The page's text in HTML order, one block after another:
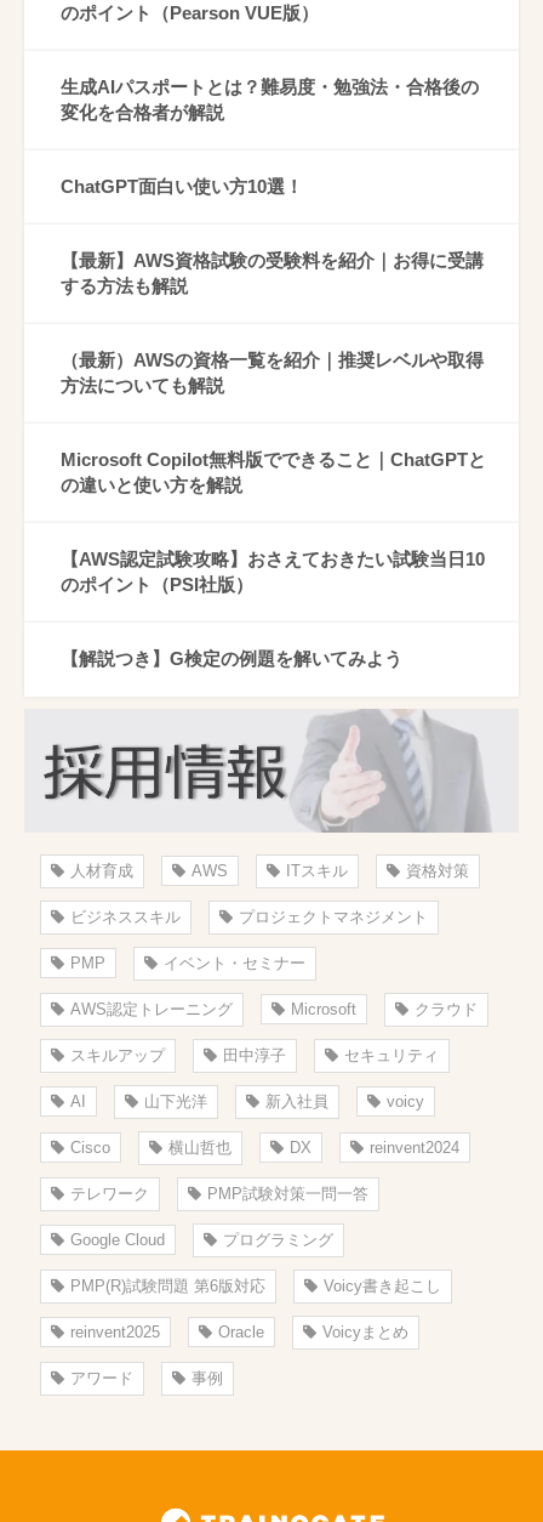
のポイント（Pearson VUE版）
生成AIパスポートとは？難易度・勉強法・合格後の
変化を合格者が解説
ChatGPT面白い使い方10選！
【最新】AWS資格試験の受験料を紹介｜お得に受講
する方法も解説
（最新）AWSの資格一覧を紹介｜推奨レベルや取得
方法についても解説
Microsoft Copilot無料版でできること｜ChatGPTと
の違いと使い方を解説
【AWS認定試験攻略】おさえておきたい試験当日10
のポイント（PSI社版）
【解説つき】G検定の例題を解いてみよう
人材育成 AWS ITスキル 資格対策
ビジネススキル プロジェクトマネジメント
PMP イベント・セミナー
AWS認定トレーニング Microsoft クラウド
スキルアップ 田中淳子 セキュリティ
AI 山下光洋 新入社員 voicy
Cisco 横山哲也 DX reinvent2024
テレワーク PMP試験対策一問一答
Google Cloud プログラミング
PMP(R)試験問題 第6版対応 Voicy書き起こし
reinvent2025 Oracle Voicyまとめ
アワード 事例